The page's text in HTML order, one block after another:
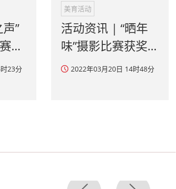
获
23分
味”摄影比赛获奖
作品揭晓！
2022年03月20日 14时48分